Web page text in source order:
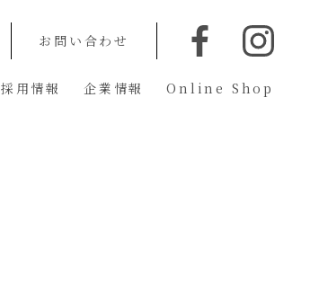
お問い合わせ
採用情報 企業情報 Online Shop